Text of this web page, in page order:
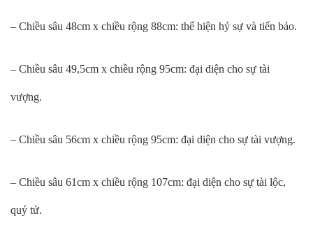
– Chiều sâu 48cm x chiều rộng 88cm: thể hiện hỷ sự và tiến bảo.
– Chiều sâu 49,5cm x chiều rộng 95cm: đại diện cho sự tài
vượng.
– Chiều sâu 56cm x chiều rộng 95cm: đại diện cho sự tài vượng.
– Chiều sâu 61cm x chiều rộng 107cm: đại diện cho sự tài lộc,
quý tử.